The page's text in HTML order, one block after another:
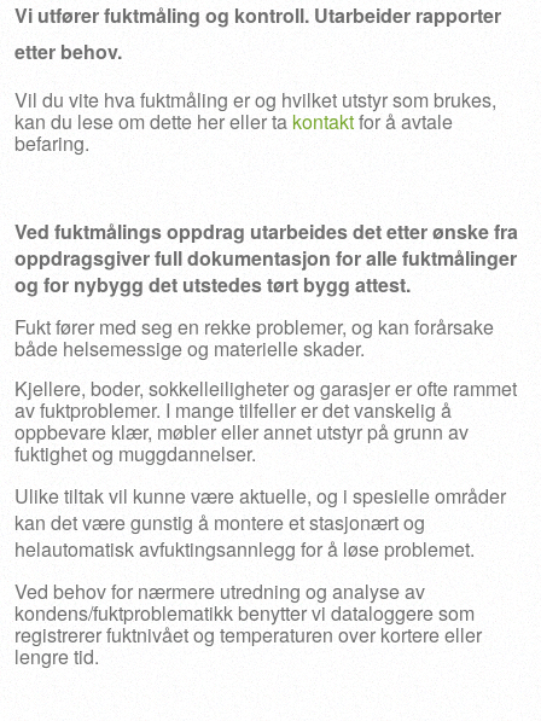
Vi utfører fuktmåling og kontroll. Utarbeider rapporter
etter behov.
Vil du vite hva fuktmåling er og hvilket utstyr som brukes,
kan du lese om dette her eller ta kontaktfor å avtale
befaring.
Ved fuktmålings oppdrag utarbeides det etter ønske fra
oppdragsgiver full dokumentasjon for alle fuktmålinger
og for nybygg det utstedes tørt bygg attest.
Fukt fører med seg en rekke problemer, og kan forårsake
både helsemessige og materielle skader.
Kjellere, boder, sokkelleiligheter og garasjer er ofte rammet
av fuktproblemer. I mange tilfeller er det vanskelig å
oppbevare klær, møbler eller annet utstyr på grunn av
fuktighet og muggdannelser.
Ulike tiltak vil kunne være aktuelle, og i spesielle områder
kan det være gunstig å montere et stasjonært og
helautomatisk avfuktingsannlegg for å løse problemet.
Ved behov for nærmere utredning og analyse av
kondens/fuktproblematikk benytter vi dataloggere som
registrerer fuktnivået og temperaturen over kortere eller
lengre tid.